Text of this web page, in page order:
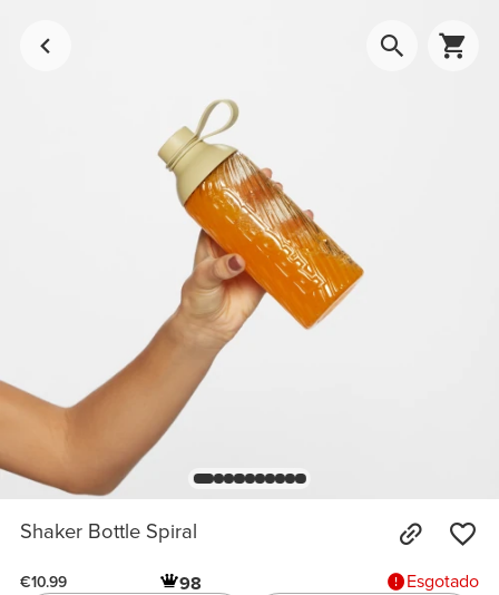
Shaker Bottle Spiral
€10.99 98
Esgotado